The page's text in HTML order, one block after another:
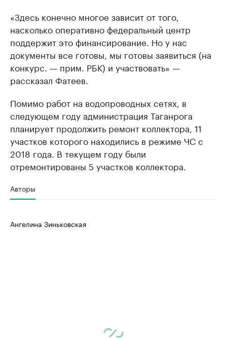
«Здесь конечно многое зависит от того,
насколько оперативно федеральный центр
поддержит это финансирование. Но у нас
документы все готовы, мы готовы заявиться (на
конкурс. — прим. РБК) и участвовать» —
рассказал Фатеев.
Помимо работ на водопроводных сетях, в
следующем году администрация Таганрога
планирует продолжить ремонт коллектора, 11
участков которого находились в режиме ЧС с
2018 года. В текущем году были
отремонтированы 5 участков коллектора.
Авторы
Ангелина Зиньковская